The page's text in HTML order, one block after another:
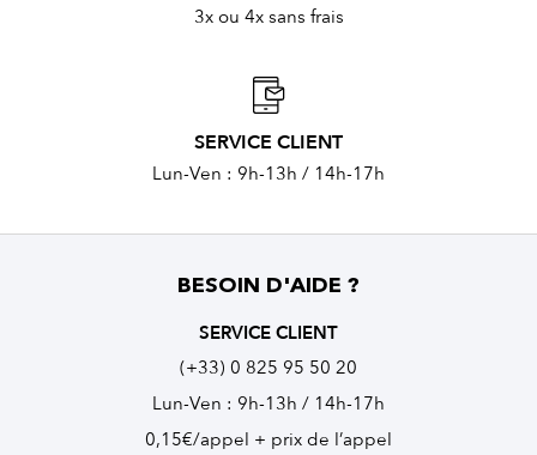
3x ou 4x sans frais
SERVICE CLIENT
Lun-Ven : 9h-13h / 14h-17h
BESOIN D'AIDE ?
SERVICE CLIENT
(+33) 0 825 95 50 20
Lun-Ven : 9h-13h / 14h-17h
0,15€/appel + prix de l’appel